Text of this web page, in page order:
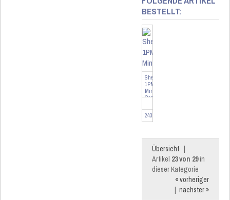
BESTELLT:
Shelly
1PM
Mini
Gen4
3er
Pack
243174-3
Übersicht |
Artikel 23 von 29in
dieser Kategorie
« vorheriger
| nächster »